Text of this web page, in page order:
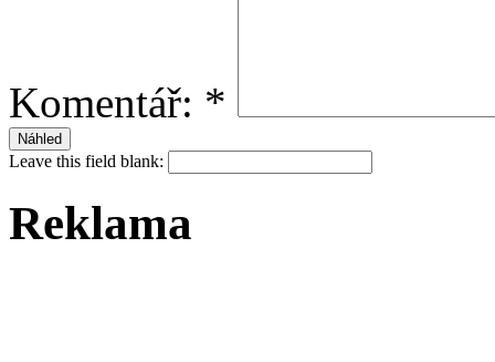
Komentář: *
Leave this field blank:
Reklama